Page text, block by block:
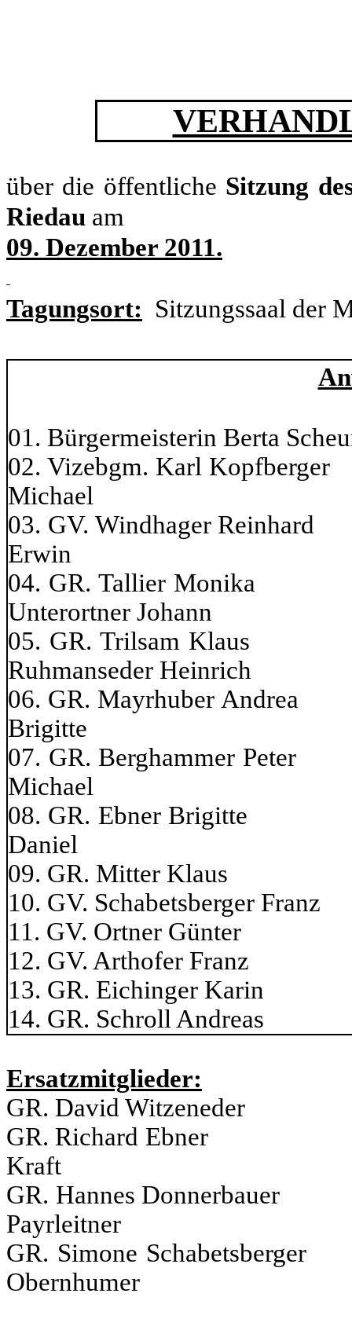
über die öffentliche Sitzung
Riedau am
09. Dezember 2011.
Tagungsort: Sitzungssaal der
01. Bürgermeisterin Berta
02. Vizebgm. Karl
Michael
03. GV. Windhager
Erwin
04. GR. Tallier
Unterortner Johann
05. GR.
Ruhmanseder Heinrich
06. GR.
Brigitte
07. GR.
Michael
08. GR. Ebner
Daniel
09. GR.
10. GV.
11. GV. Ortner
12. GV.
13. GR.
14. GR.
Ersatzmitglieder:
GR. David
GR. Richard
Kraft
GR. Hannes
Payrleitner
GR. Simone
Obernhumer